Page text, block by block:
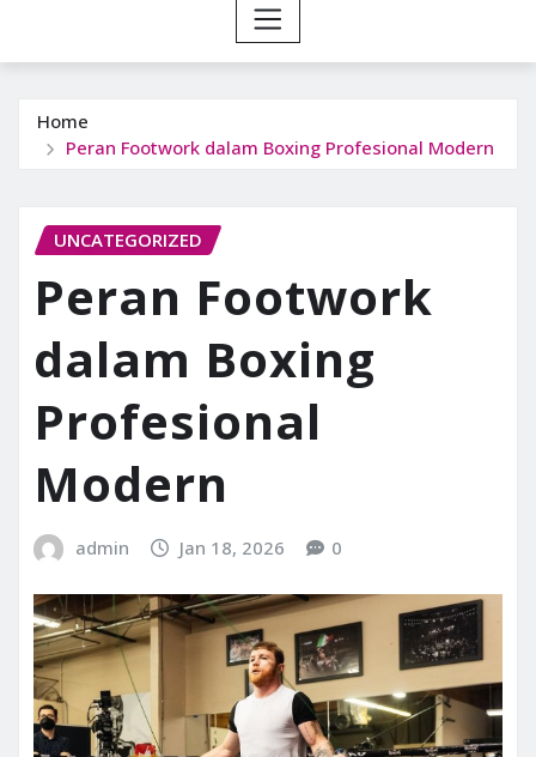
Home
Peran Footwork dalam Boxing Profesional Modern
UNCATEGORIZED
Peran Footwork
dalam Boxing
Profesional
Modern
admin Jan 18, 2026 0